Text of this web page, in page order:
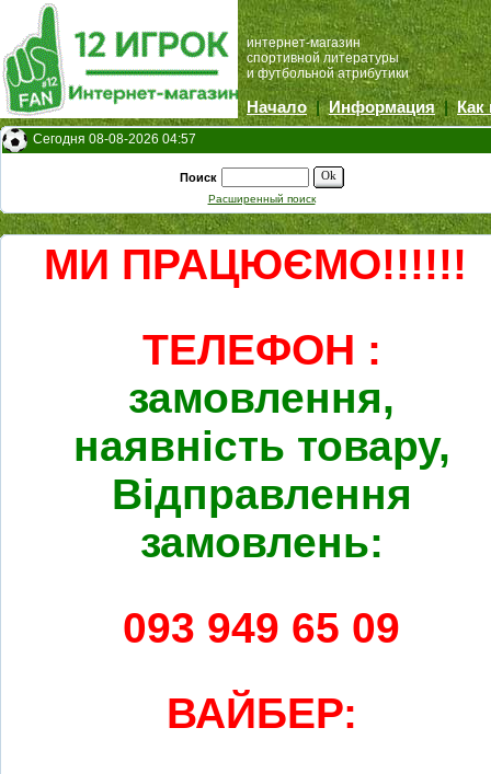
интернет-магазин
спортивной литературы
и футбольной атрибутики
Начало |Информация |Как
Сегодня 08-08-2026 04:57
Поиск Ok
Расширенный поиск
МИ ПРАЦЮЄМО!!!!!!
ТЕЛЕФОН :
замовлення,
наявність товару,
Відправлення
замовлень:
093 949 65 09
ВАЙБЕР: